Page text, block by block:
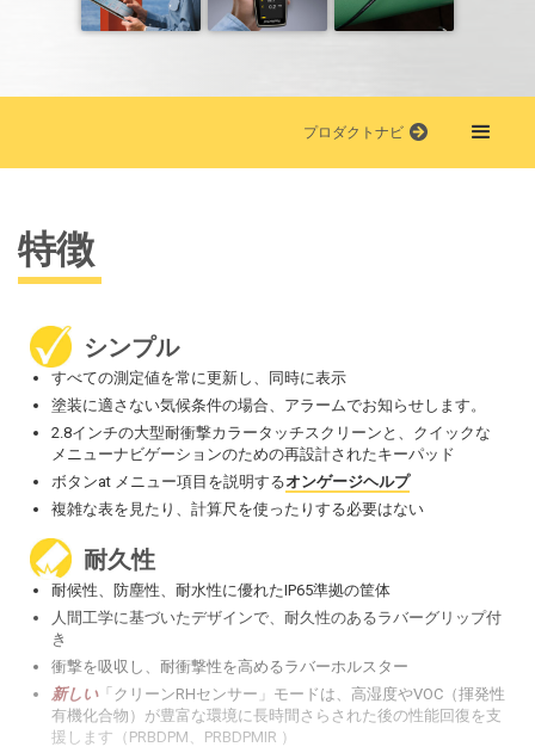
プロダクトナビ
特徴
シンプル
すべての測定値を常に更新し、同時に表示
塗装に適さない気候条件の場合、アラームでお知らせします。
2.8インチの大型耐衝撃カラータッチスクリーンと、クイックな
メニューナビゲーションのための再設計されたキーパッド
ボタンat メニュー項目を説明するオンゲージヘルプ
複雑な表を見たり、計算尺を使ったりする必要はない
耐久性
耐候性、防塵性、耐水性に優れたIP65準拠の筐体
人間工学に基づいたデザインで、耐久性のあるラバーグリップ付
き
衝撃を吸収し、耐衝撃性を高めるラバーホルスター
新しい「クリーンRHセンサー」モードは、高湿度やVOC（揮発性
有機化合物）が豊富な環境に長時間さらされた後の性能回復を支
援します（PRBDPM、PRBDPMIR ）